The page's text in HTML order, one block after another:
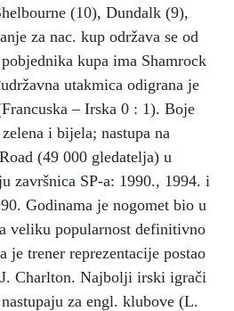
(10), Dundalk (9),
za nac. kup održava se od
kupa ima Shamrock
utakmica odigrana je
– Irska 0 : 1). Boje
i bijela; nastupa na
(49 000 gledatelja) u
završnica SP-a: 1990., 1994. i
Godinama je nogomet bio u
veliku popularnost definitivno
je trener reprezentacije postao
Charlton. Najbolji irski igrači
za engl. klubove (L.